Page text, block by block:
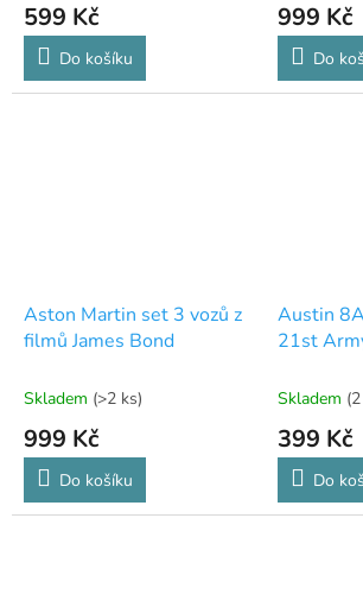
599 Kč
Do košíku
999 Kč
Do
Aston Martin set 3 vozů z
filmů James Bond
Skladem (>2 ks)
999 Kč
Do košíku
Austin
21st
kolekce
války
Skladem
399 Kč
Do